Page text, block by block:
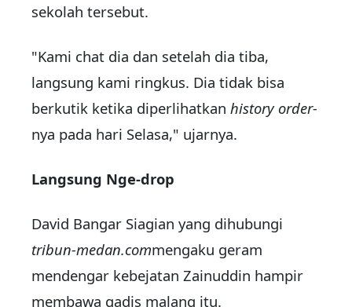
sekolah tersebut.
"Kami chat dia dan setelah dia tiba,
langsung kami ringkus. Dia tidak bisa
berkutik ketika diperlihatkan history order-
nya pada hari Selasa," ujarnya.
Langsung Nge-drop
David Bangar Siagian yang dihubungi
tribun-medan.commengaku geram
mendengar kebejatan Zainuddin hampir
membawa gadis malang itu.